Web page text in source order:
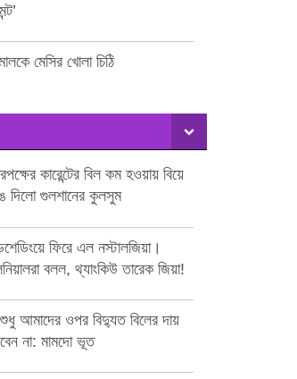
মেসির খোলা চিঠি
কারেন্টের বিল কম হওয়ায় বিয়ে
দিলো গুলশানের কুলসুম
ফিরে এল নস্টালজিয়া।
বলল, থ্যাংকিউ তারেক জিয়া!
আমাদের ওপর বিদ্যুত বিলের দায়
না: মামদো ভূত